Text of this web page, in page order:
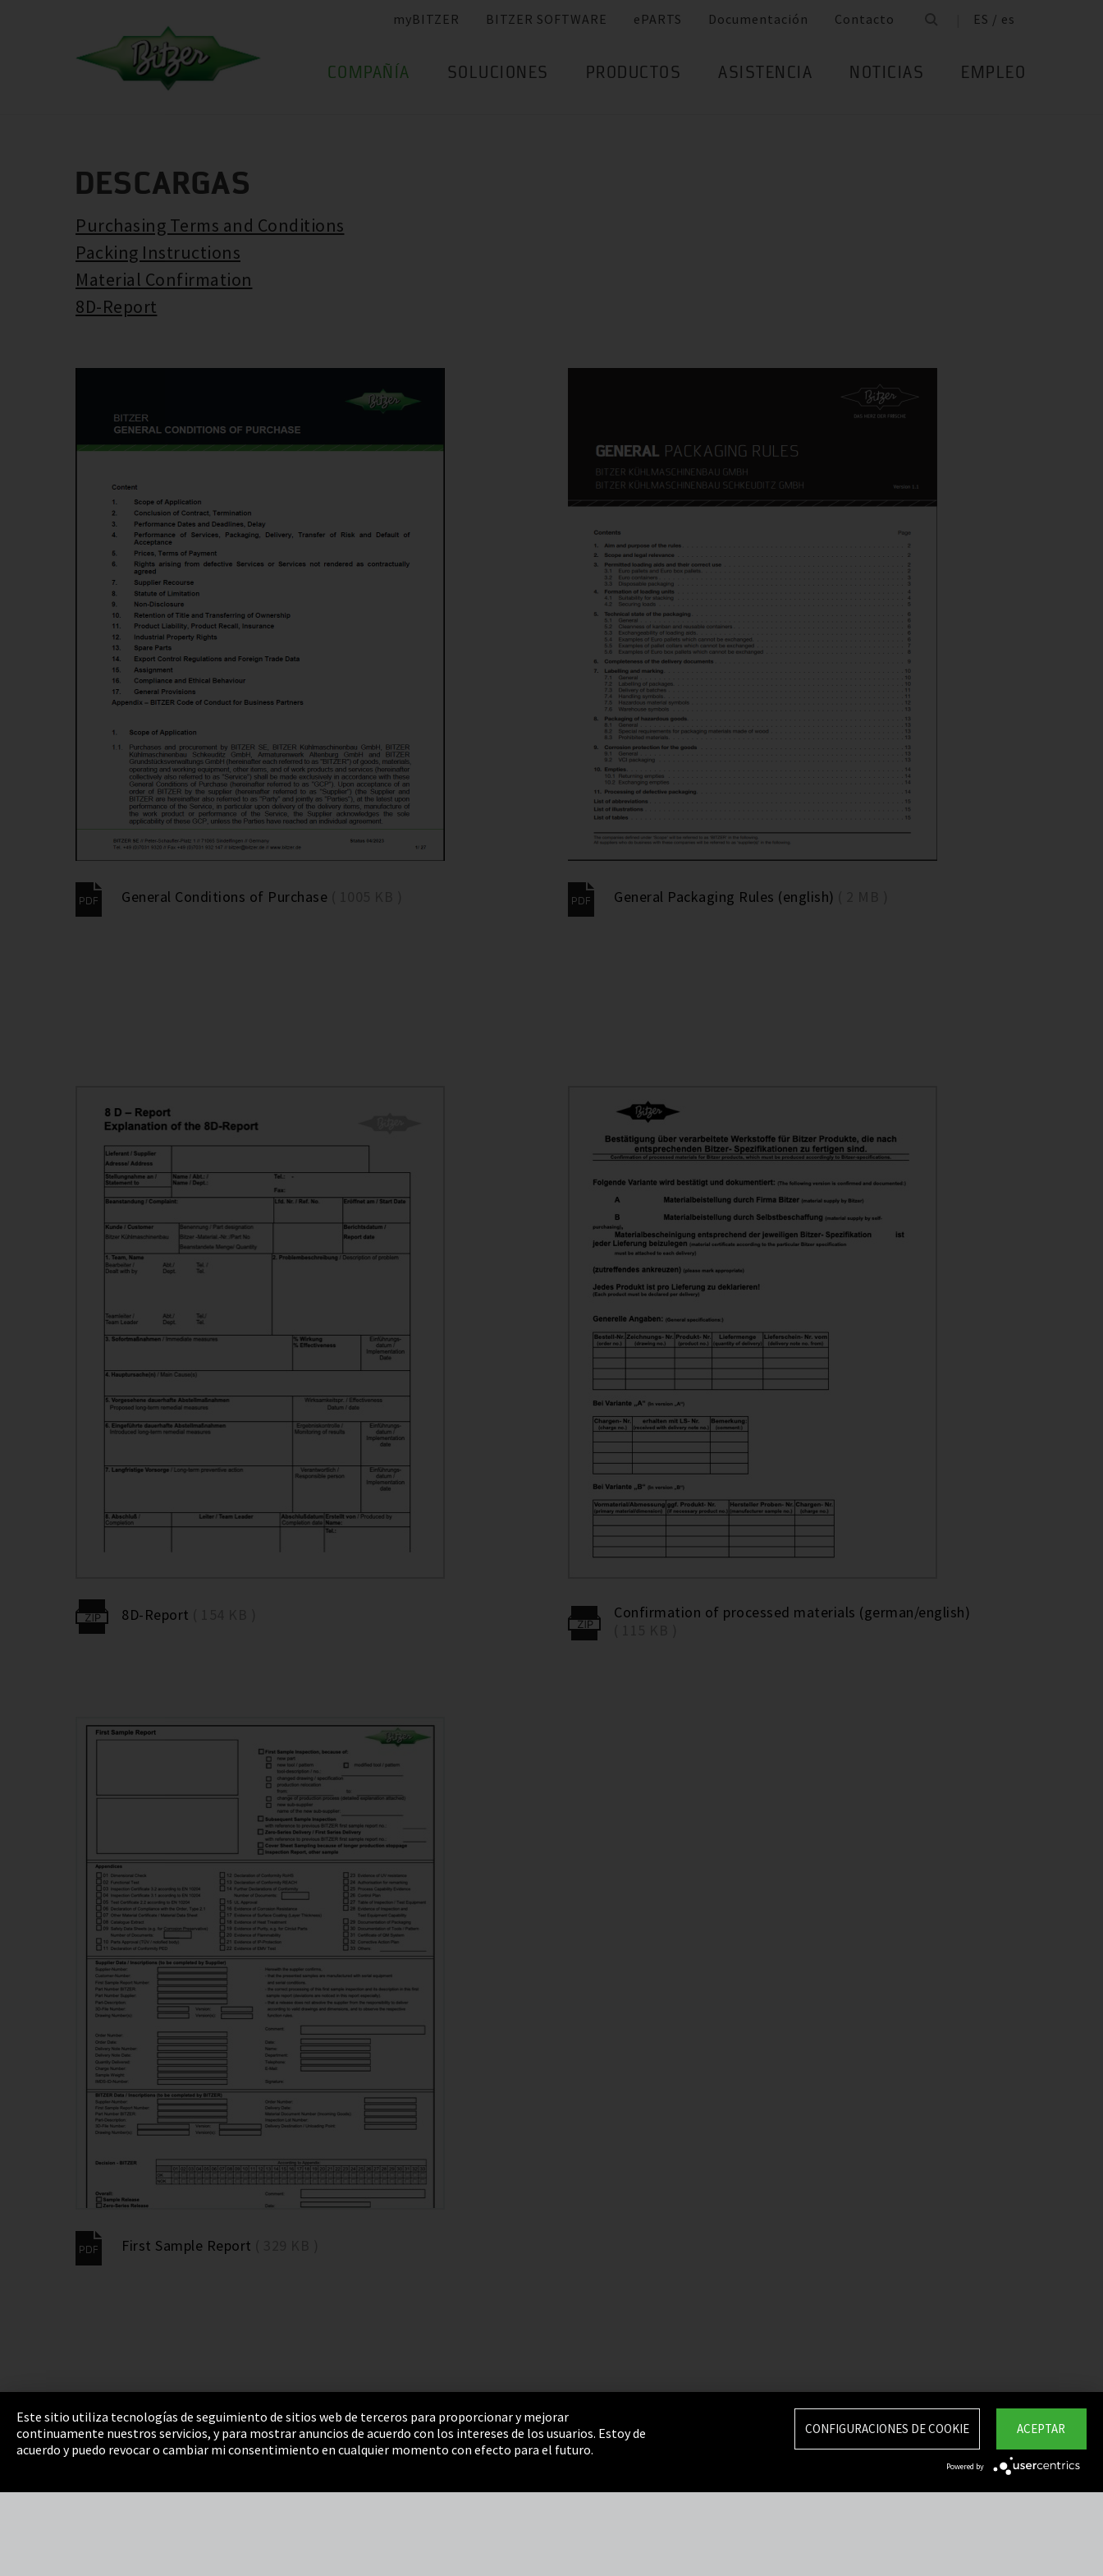
myBITZER BITZER SOFTWARE ePARTS Documentación Contacto ES / es
COMPAÑÍA SOLUCIONES PRODUCTOS ASISTENCIA NOTICIAS EMPLEO
DESCARGAS
Purchasing Terms and Conditions
Packing Instructions
Material Confirmation
8D-Report
General Conditions of Purchase General Packaging Rules (english)
8D-Report
Confirmation of processed materials (german/english)
First Sample Report
Pie de imprenta Política de privacidad Cookie Settings Términos y Condiciones
Este sitio utiliza tecnologías de seguimiento de sitios web de terceros para proporcionar y mejorar
continuamente nuestros servicios, y para mostrar anuncios de acuerdo con los intereses de los usuarios. Estoy de
acuerdo y puedo revocar o cambiar mi consentimiento en cualquier momento con efecto para el futuro.
ACEPTAR
CONFIGURACIONES DE COOKIE
Powered by